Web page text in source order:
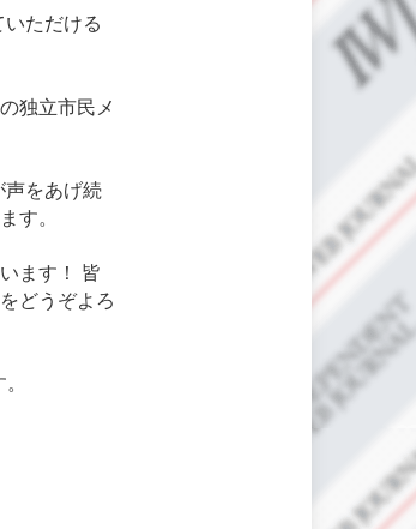
ただける
独立市民メ
をあげ続
す。
ます！ 皆
どうぞよろ